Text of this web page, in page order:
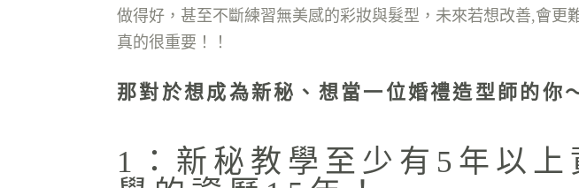
做得好，甚至不斷練習無美感的彩妝與髮型，未來若想改善,會
真的很重要！！
那對於想成為新秘、想當一位婚禮造型師的你
1：新秘教學至少有5年以